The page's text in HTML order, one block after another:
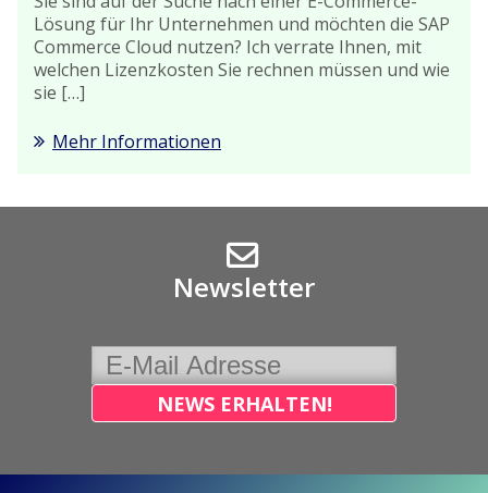
Lösung für Ihr Unternehmen und möchten die SAP
Commerce Cloud nutzen? Ich verrate Ihnen, mit
welchen Lizenzkosten Sie rechnen müssen und wie
sie […]
Mehr Informationen
Newsletter